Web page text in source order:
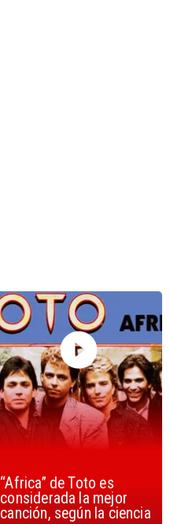
“Africa” de Toto es
considerada la mejor
canción, según la ciencia